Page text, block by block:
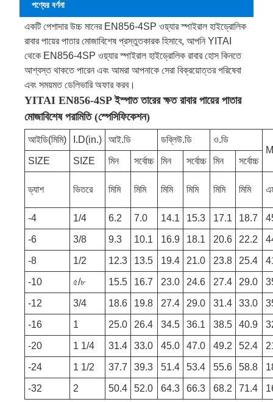
পণ্যের বর্ণনা
একটি পেশাদার উচ্চ মানের EN856-4SP ওয়্যার স্পাইরাল হাইড্রোলিক
রাবার পায়ের পাতার মোজাবিশেষ প্রস্তুতকারক হিসাবে, আপনি YITAI
থেকে EN856-4SP ওয়্যার স্পাইরাল হাইড্রোলিক রাবার হোস কিনতে
আশ্বস্ত থাকতে পারেন এবং আমরা আপনাকে সেরা বিক্রয়োত্তর পরিষেবা
এবং সময়মত ডেলিভারি অফার করব।
YITAI EN856-4SP ইস্পাত তারের ক্ষত রাবার পায়ের পাতার
মোজাবিশেষ পরামিতি (স্পেসিফিকেশন)
আইডি(মিমি) I.D(in.) আই.ডি ডব্লিউ.ডি
ও.ডি
SIZE
SIZE মিন সর্বোচ্চ মিন সর্বোচ্চ মিন সর্বোচ্চ
ড্যাশ ভিতরে মিমি মিমি মিমি মিমি মিমি মিমি
-4 1/4 6.2 7.0 14.1 15.3 17.1 18.7
-6 3/8 9.3 10.1 16.9 18.1 20.6 22.2
-8 1/2 12.3 13.5 19.4 21.0 23.8 25.4
-10 ৫/৮ 15.5 16.7 23.0 24.6 27.4 29.0
-12 3/4 18.6 19.8 27.4 29.0 31.4 33.0
-16 1 25.0 26.4 34.5 36.1 38.5 40.9
-20 1 1/4 31.4 33.0 45.0 47.0 49.2 52.4
-24 1 1/2 37.7 39.3 51.4 53.4 55.6 58.8
-32 2 50.4 52.0 64.3 66.3 68.2 71.4